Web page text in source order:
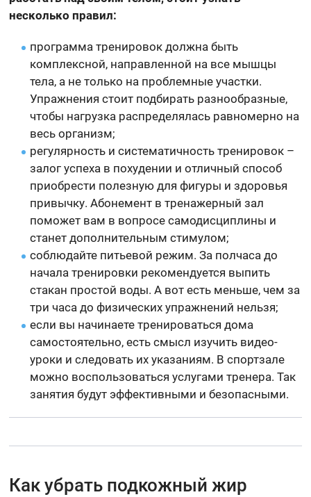
несколько правил:
программа тренировок должна быть
комплексной, направленной на все мышцы
тела, а не только на проблемные участки.
Упражнения стоит подбирать разнообразные,
чтобы нагрузка распределялась равномерно на
весь организм;
регулярность и систематичность тренировок –
залог успеха в похудении и отличный способ
приобрести полезную для фигуры и здоровья
привычку. Абонемент в тренажерный зал
поможет вам в вопросе самодисциплины и
станет дополнительным стимулом;
соблюдайте питьевой режим. За полчаса до
начала тренировки рекомендуется выпить
стакан простой воды. А вот есть меньше, чем за
три часа до физических упражнений нельзя;
если вы начинаете тренироваться дома
самостоятельно, есть смысл изучить видео-
уроки и следовать их указаниям. В спортзале
можно воспользоваться услугами тренера. Так
занятия будут эффективными и безопасными.
Как убрать подкожный жир